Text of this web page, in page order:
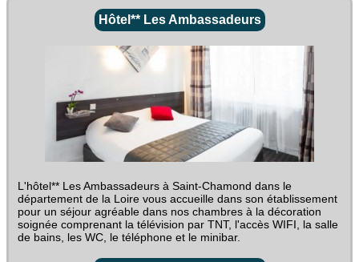
Hôtel** Les Ambassadeurs
L'hôtel** Les Ambassadeurs à Saint-Chamond dans le
département de la Loire vous accueille dans son établissement
pour un séjour agréable dans nos chambres à la décoration
soignée comprenant la télévision par TNT, l'accès WIFI, la salle
de bains, les WC, le téléphone et le minibar.